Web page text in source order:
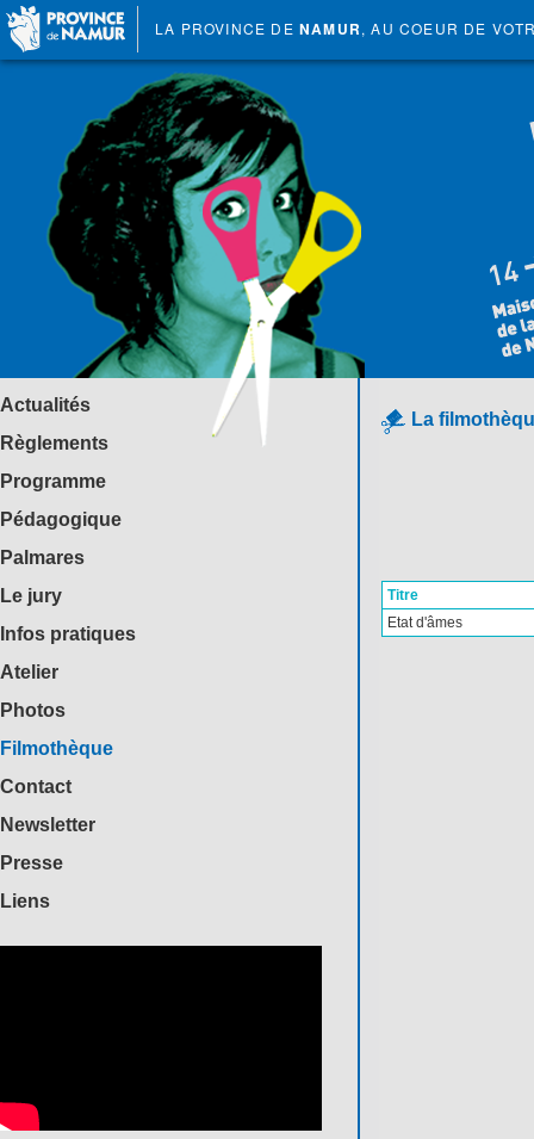
LA PROVINCE DE NAMUR, AU COEUR DE
Actualités
Règlements
Programme
Pédagogique
Palmares
Le jury
Infos pratiques
Atelier
Photos
Filmothèque
Contact
Newsletter
Presse
Liens
La
Titre
Etat d'âmes